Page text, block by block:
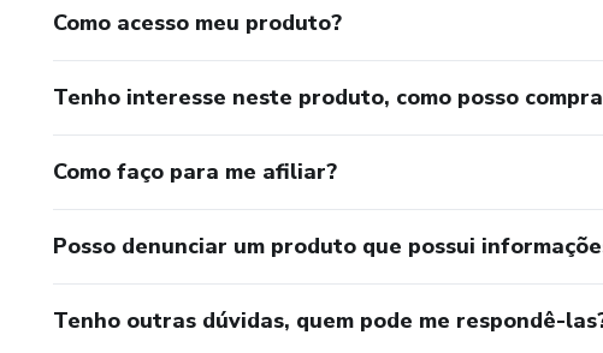
.
.
obrigadacom foco e determinação chegaremos longe, se voce
uma ótima escolha, e desde já lhe agradeço pela confiança em
Como acesso meu produto?
Tenho interesse neste produto, como posso
Como faço para me afiliar?
Posso denunciar um produto que possui
Tenho outras dúvidas, quem pode me respondê-